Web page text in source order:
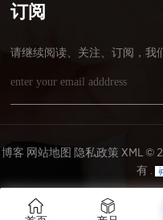
订阅
请继续阅读、关注、订阅，我
博客 网站地图 隐私政策 XML©
有 .